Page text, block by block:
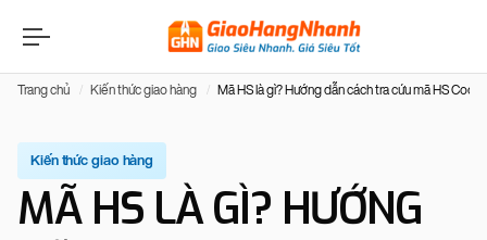
Trang chủ Kiến thức giao hàng Mã HS là gì? Hướng dẫn cách tra cứu mã HS Code
Kiến thức giao hàng
MÃ HS LÀ GÌ? HƯỚNG